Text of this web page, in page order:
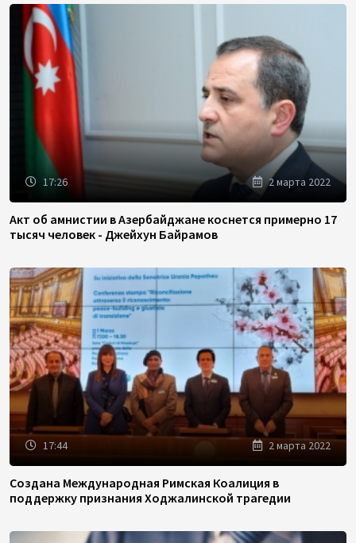
17:26 2 марта 2022
Акт об амнистии в Азербайджане коснется примерно 17
тысяч человек - Джейхун Байрамов
17:44 2 марта 2022
Создана Международная Римская Коалиция в
поддержку признания Ходжалинской трагедии